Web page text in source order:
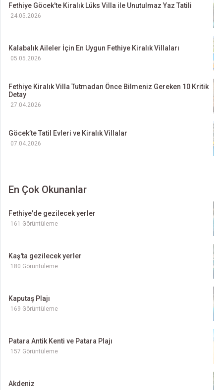
Fethiye Göcek'te Kiralık Lüks Villa ile Unutulmaz Yaz Tatili
24.05.2026
Kalabalık Aileler İçin En Uygun Fethiye Kiralık Villaları
05.05.2026
Fethiye Kiralık Villa Tutmadan Önce Bilmeniz Gereken 10 Kritik
Detay
27.04.2026
Göcek’te Tatil Evleri ve Kiralık Villalar
07.04.2026
En Çok Okunanlar
Fethiye'de gezilecek yerler
161 Görüntüleme
Kaş'ta gezilecek yerler
180 Görüntüleme
Kaputaş Plajı
169 Görüntüleme
Patara Antik Kenti ve Patara Plajı
157 Görüntüleme
Akdeniz